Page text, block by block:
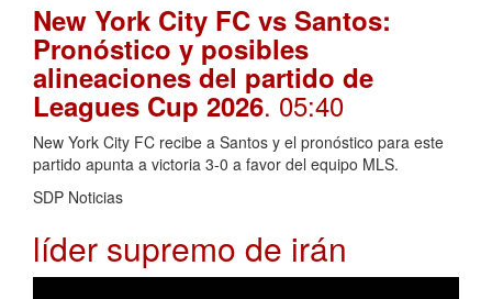
New York City FC vs Santos:
Pronóstico y posibles
alineaciones del partido de
Leagues Cup 2026. 05:40
New York City FC recibe a Santos y el pronóstico para este
partido apunta a victoria 3-0 a favor del equipo MLS.
SDP Noticias
líder supremo de irán